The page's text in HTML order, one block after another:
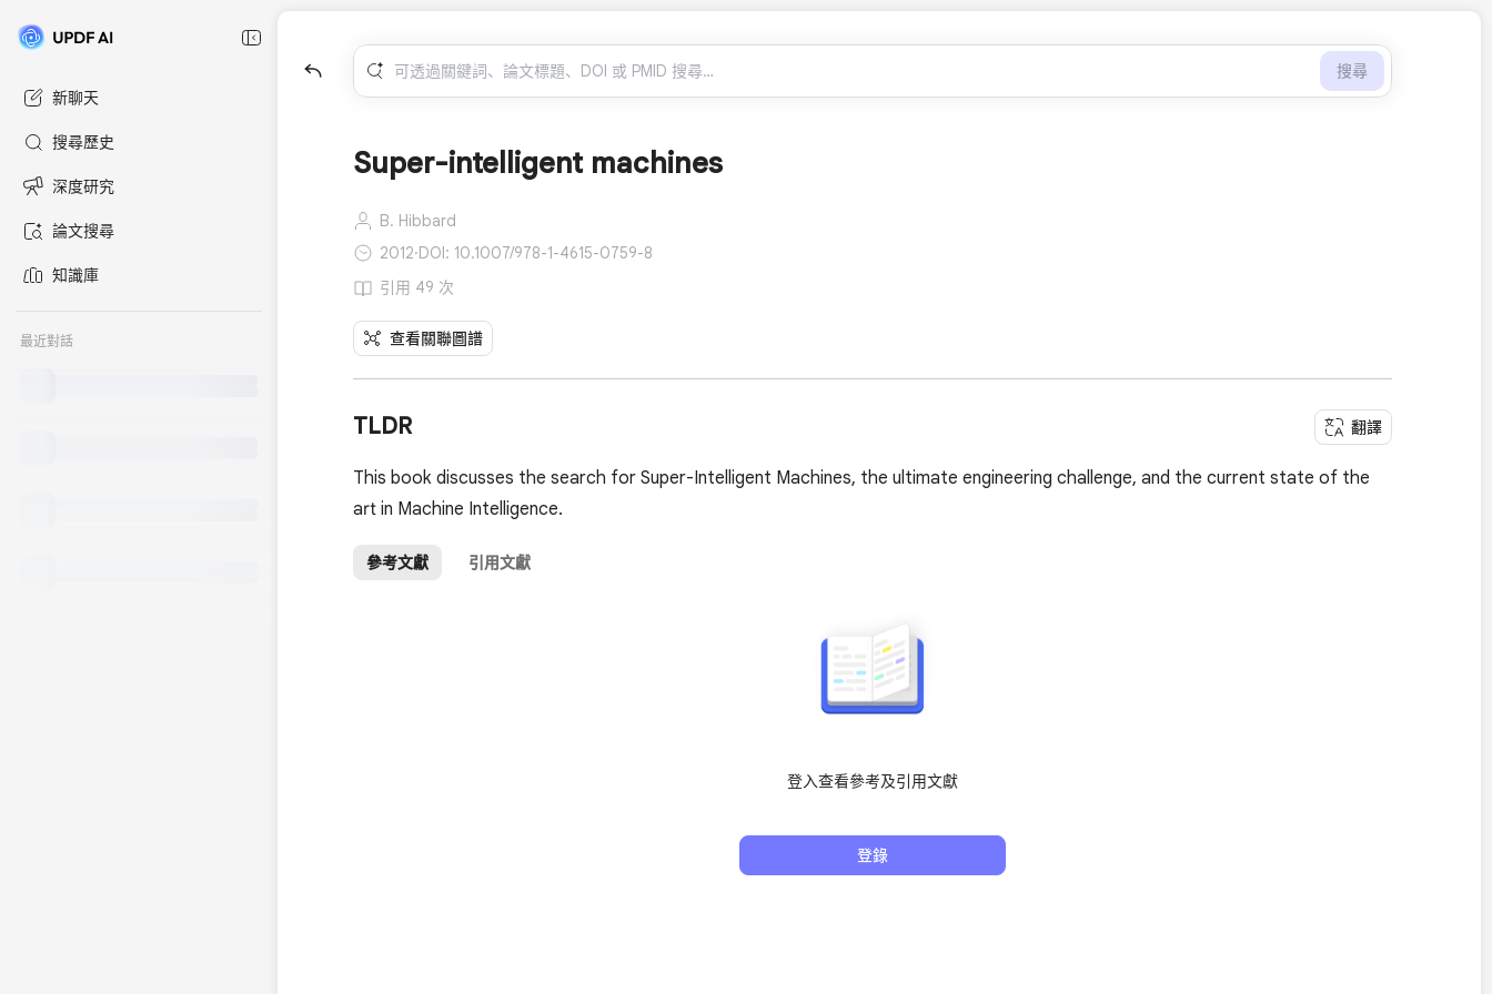
新聊天
搜尋歷史
深度研究
論文搜尋
知識庫
最近對話
搜尋
Super-intelligent machines
B. Hibbard
2012·DOI: 10.1007/978-1-4615-0759-8
引用 49 次
查看關聯圖譜
TLDR 翻譯
This book discusses the search for Super-Intelligent Machines, the ultimate engineering challenge, and the current state of the
art in Machine Intelligence.
參考文獻 引用文獻
登入查看參考及引用文獻
登錄